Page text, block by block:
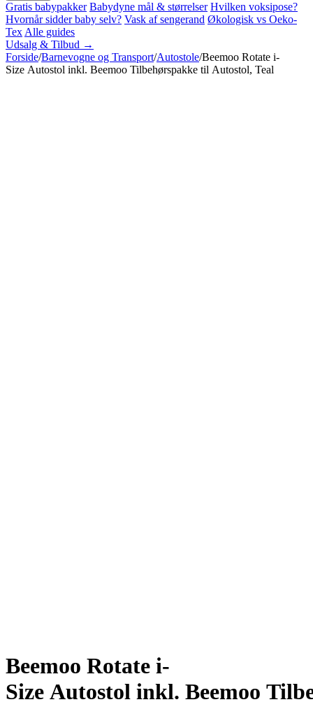
Gratis babypakker Babydyne mål & størrelser Hvilken voksipose?
Hvornår sidder baby selv? Vask af sengerand Økologisk vs Oeko-
Tex Alle guides
Udsalg & Tilbud →
Forside/Barnevogne og Transport/Autostole/Beemoo Rotate i-
Size Autostol inkl. Beemoo Tilbehørspakke til Autostol, Teal
Beemoo Rotate i-
Size Autostol inkl. Beemoo